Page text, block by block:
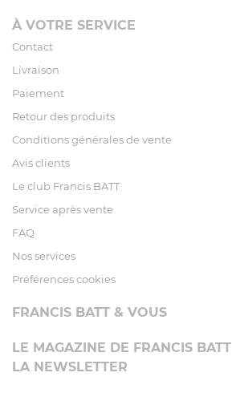
À VOTRE SERVICE
Contact
Livraison
Paiement
Retour des produits
Conditions générales de vente
Avis clients
Le club Francis BATT
Service après vente
FAQ
Nos services
Préférences cookies
FRANCIS BATT & VOUS
LE MAGAZINE DE FRANCIS BATT
LA NEWSLETTER